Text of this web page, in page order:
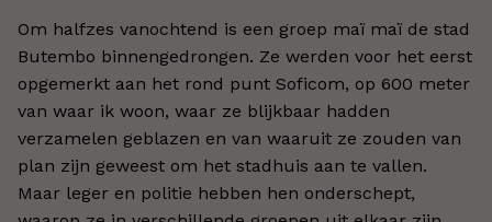
Om halfzes vanochtend is een groep maï maï de stad
Butembo binnengedrongen. Ze werden voor het eerst
opgemerkt aan het rond punt Soficom, op 600 meter
van waar ik woon, waar ze blijkbaar hadden
verzamelen geblazen en van waaruit ze zouden van
plan zijn geweest om het stadhuis aan te vallen.
Maar leger en politie hebben hen onderschept,